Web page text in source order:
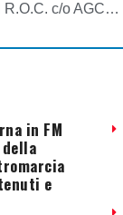
Comunicazione annuale editori iscritti al R.O.C. c/o AGCOM ai sensi dell’art. 24 della delibera 236/01/Cons – anno 2007
in FM
e